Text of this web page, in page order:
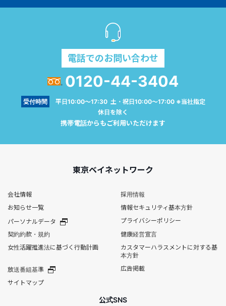
電話でのお問い合わせ
0120-44-3404
受付時間
平日10:00～17:30 土・祝日10:00～17:00 ※当社指定
休日を除く
携帯電話からもご利用いただけます
東京ベイネットワーク
会社情報
採用情報
お知らせ一覧
情報セキュリティ基本方針
パーソナルデータ
プライバシーポリシー
契約約款・規約
健康経営宣言
女性活躍推進法に基づく行動計画
カスタマーハラスメントに対する基
本方針
放送番組基準
広告掲載
サイトマップ
公式SNS